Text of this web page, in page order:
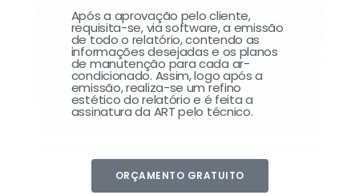
Após a aprovação pelo cliente,
requisita-se, via software, a emissão
de todo o relatório, contendo as
informações desejadas e os planos
de manutenção para cada ar-
condicionado. Assim, logo após a
emissão, realiza-se um refino
estético do relatório e é feita a
assinatura da ART pelo técnico.
ORÇAMENTO GRATUITO